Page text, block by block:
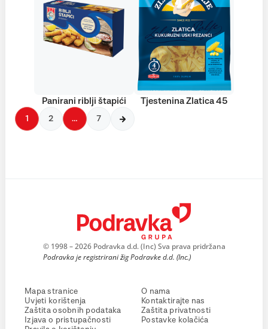
Panirani riblji štapići Tjestenina Zlatica 45
1 2 … 7
© 1998 – 2026 Podravka d.d. (Inc) Sva prava pridržana
Podravka je registrirani žig Podravke d.d. (Inc.)
Mapa stranice
Uvjeti korištenja
Zaštita osobnih podataka
Izjava o pristupačnosti
O nama
Kontaktirajte nas
Zaštita privatnosti
Postavke kolačića